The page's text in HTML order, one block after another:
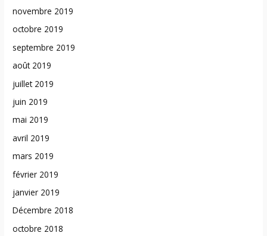
novembre 2019
octobre 2019
septembre 2019
août 2019
juillet 2019
juin 2019
mai 2019
avril 2019
mars 2019
février 2019
janvier 2019
Décembre 2018
octobre 2018